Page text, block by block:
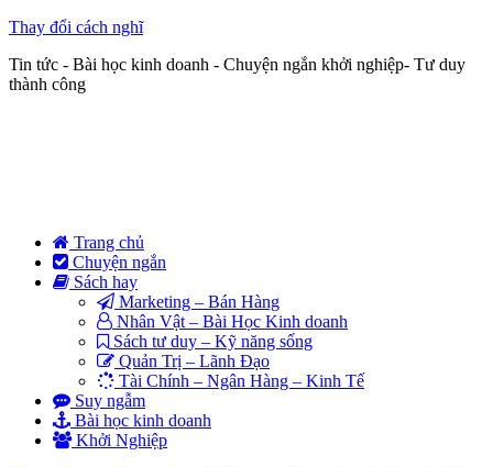
Thay đổi cách nghĩ
Tin tức - Bài học kinh doanh - Chuyện ngắn khởi nghiệp- Tư duy
thành công
Trang chủ
Chuyện ngắn
Sách hay
Marketing – Bán Hàng
Nhân Vật – Bài Học Kinh doanh
Sách tư duy – Kỹ năng sống
Quản Trị – Lãnh Đạo
Tài Chính – Ngân Hàng – Kinh Tế
Suy ngẫm
Bài học kinh doanh
Khởi Nghiệp